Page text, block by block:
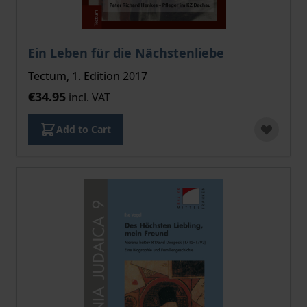
Ein Leben für die Nächstenliebe
Tectum, 1. Edition 2017
€34.95 incl. VAT
Add to Cart